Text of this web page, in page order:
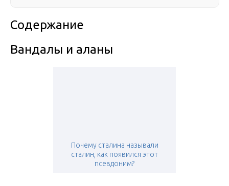
Содержание
Вандалы и аланы
Почему сталина называли
сталин, как появился этот
псевдоним?